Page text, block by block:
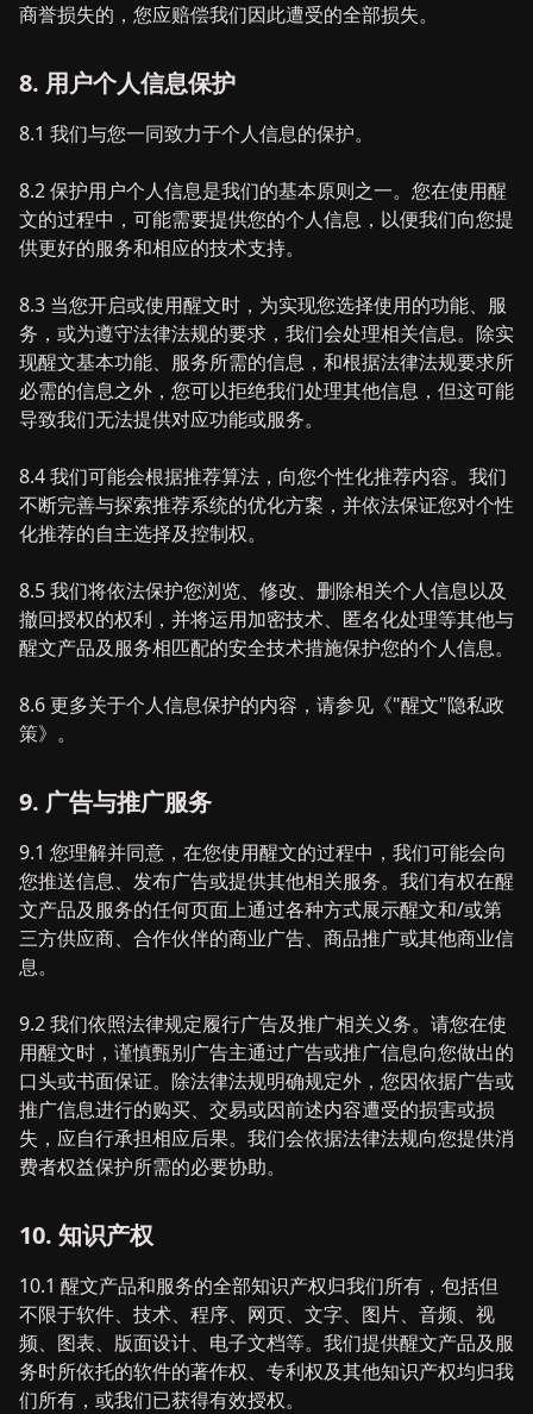
商誉损失的，您应赔偿我们因此遭受的全部损失。
8. 用户个人信息保护
8.1 我们与您一同致力于个人信息的保护。
8.2 保护用户个人信息是我们的基本原则之一。您在使用醒
文的过程中，可能需要提供您的个人信息，以便我们向您提
供更好的服务和相应的技术支持。
8.3 当您开启或使用醒文时，为实现您选择使用的功能、服
务，或为遵守法律法规的要求，我们会处理相关信息。除实
现醒文基本功能、服务所需的信息，和根据法律法规要求所
必需的信息之外，您可以拒绝我们处理其他信息，但这可能
导致我们无法提供对应功能或服务。
8.4 我们可能会根据推荐算法，向您个性化推荐内容。我们
不断完善与探索推荐系统的优化方案，并依法保证您对个性
化推荐的自主选择及控制权。
8.5 我们将依法保护您浏览、修改、删除相关个人信息以及
撤回授权的权利，并将运用加密技术、匿名化处理等其他与
醒文产品及服务相匹配的安全技术措施保护您的个人信息。
8.6 更多关于个人信息保护的内容，请参见《"醒文"隐私政
策》。
9. 广告与推广服务
9.1 您理解并同意，在您使用醒文的过程中，我们可能会向
您推送信息、发布广告或提供其他相关服务。我们有权在醒
文产品及服务的任何页面上通过各种方式展示醒文和/或第
三方供应商、合作伙伴的商业广告、商品推广或其他商业信
息。
9.2 我们依照法律规定履行广告及推广相关义务。请您在使
用醒文时，谨慎甄别广告主通过广告或推广信息向您做出的
口头或书面保证。除法律法规明确规定外，您因依据广告或
推广信息进行的购买、交易或因前述内容遭受的损害或损
失，应自行承担相应后果。我们会依据法律法规向您提供消
费者权益保护所需的必要协助。
10. 知识产权
10.1 醒文产品和服务的全部知识产权归我们所有，包括但
不限于软件、技术、程序、网页、文字、图片、音频、视
频、图表、版面设计、电子文档等。我们提供醒文产品及服
务时所依托的软件的著作权、专利权及其他知识产权均归我
们所有，或我们已获得有效授权。